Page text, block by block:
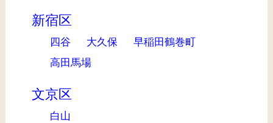
新宿区
四谷 大久保
早稲田鶴巻町
高田馬場
文京区
白山